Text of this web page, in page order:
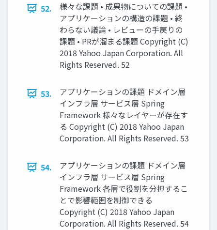
52.
様々な課題 • 成果物についての課題 •
アプリケーションの構造の課題 • 終
わらない議論 • レビューの手戻りの
課題 • PRが溜まる課題 Copyright (C)
2018 Yahoo Japan Corporation. All
Rights Reserved. 52
53.
アプリケーションの課題 ドメイン層
インフラ層 サービス層 Spring
Framework 様々なレイヤーが存在す
る Copyright (C) 2018 Yahoo Japan
Corporation. All Rights Reserved. 53
54.
アプリケーションの課題 ドメイン層
インフラ層 サービス層 Spring
Framework 各層で役割を分担するこ
とで影響範囲を制御できる
Copyright (C) 2018 Yahoo Japan
Corporation. All Rights Reserved. 54